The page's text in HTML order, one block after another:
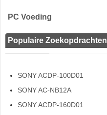
PC Voeding
Populaire Zoekopdrachten
SONY ACDP-100D01
SONY AC-NB12A
SONY ACDP-160D01